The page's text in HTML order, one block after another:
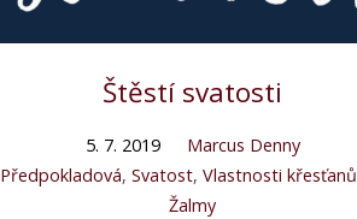
Štěstí svatosti
5. 7. 2019
Marcus Denny
Předpokladová,Svatost,Vlastnosti křesťanů
Žalmy